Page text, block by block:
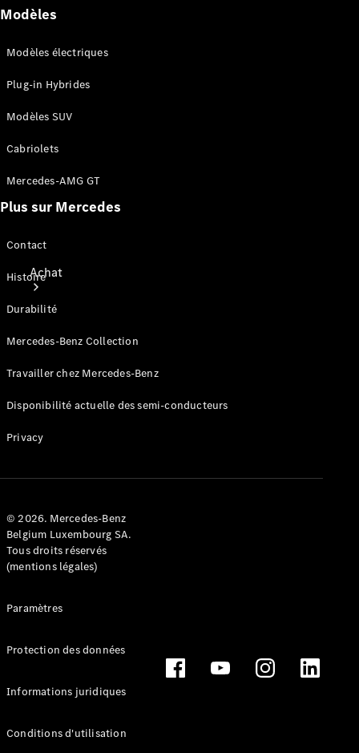
Mercedes-Benz Store
Achat
Consultez le
voitures
d’occasion
Actions
Sales
Configurateur
Brochures
essai sur
Modèles
Modèles électriques
Plug-in Hybrides
Modèles SUV
Cabriolets
Mercedes-AMG GT
Plus sur Mercedes
Contact
Histoire
Durabilité
Mercedes-Benz Collection
Travailler chez Mercedes-Benz
Disponibilité actuelle des semi-conducteurs
Privacy
© 2026. Mercedes-Benz
Belgium Luxembourg SA.
Tous droits réservés
(mentions légales)
Paramètres
Protection des données
Informations juridiques
Conditions d'utilisation